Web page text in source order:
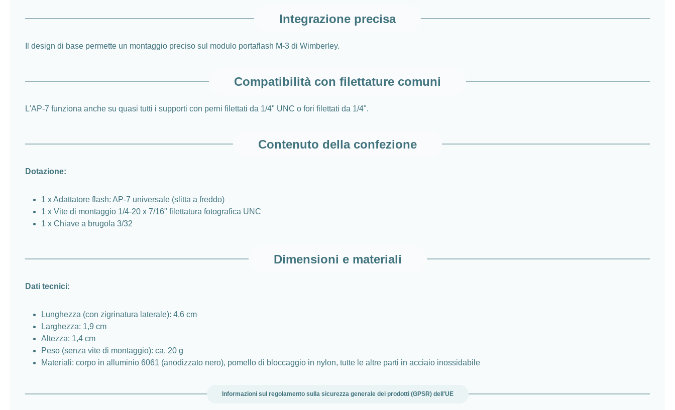
Integrazione precisa
Il design di base permette un montaggio preciso sul modulo portaflash M-3 di Wimberley.
Compatibilità con filettature comuni
L'AP-7 funziona anche su quasi tutti i supporti con perni filettati da 1/4" UNC o fori filettati da 1/4".
Contenuto della confezione
Dotazione:
1 x Adattatore flash: AP-7 universale (slitta a freddo)
1 x Vite di montaggio 1/4-20 x 7/16" filettatura fotografica UNC
1 x Chiave a brugola 3/32
Dimensioni e materiali
Dati tecnici:
Lunghezza (con zigrinatura laterale): 4,6 cm
Larghezza: 1,9 cm
Altezza: 1,4 cm
Peso (senza vite di montaggio): ca. 20 g
Materiali: corpo in alluminio 6061 (anodizzato nero), pomello di bloccaggio in nylon, tutte le altre parti in acciaio inossidabile
Informazioni sul regolamento sulla sicurezza generale dei prodotti (GPSR) dell'UE